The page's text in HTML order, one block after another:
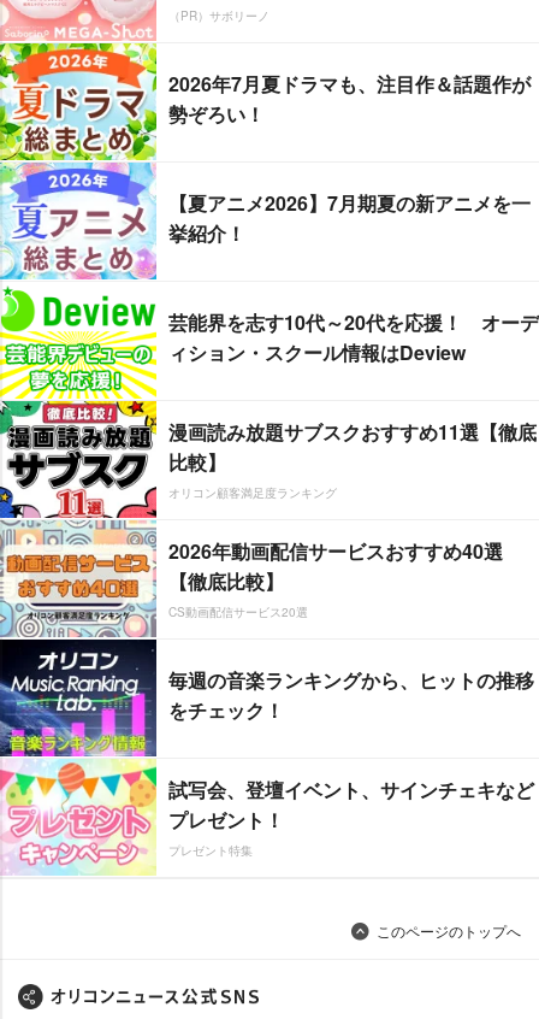
（PR）サボリーノ
2026年7月夏ドラマも、注目作＆話題作が
勢ぞろい！
【夏アニメ2026】7月期夏の新アニメを一
挙紹介！
芸能界を志す10代～20代を応援！ オーデ
ィション・スクール情報はDeview
漫画読み放題サブスクおすすめ11選【徹底
比較】
オリコン顧客満足度ランキング
2026年動画配信サービスおすすめ40選
【徹底比較】
CS動画配信サービス20選
毎週の音楽ランキングから、ヒットの推移
をチェック！
試写会、登壇イベント、サインチェキなど
プレゼント！
プレゼント特集
このページのトップへ